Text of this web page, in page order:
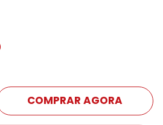
Conheça Nossas Marcas
COMPRAR AGORA